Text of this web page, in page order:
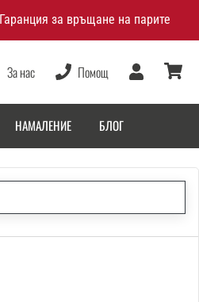
Гаранция за връщане на парите
За нас Помощ
Потребител
НАМАЛЕНИЕ БЛОГ